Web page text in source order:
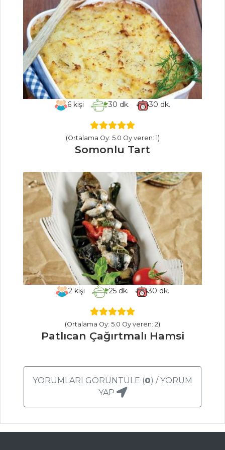
Balık Yemekleri
Tüm Tarifleri
ÇORBALAR
Tam Temkinli
Tavuk Çorbası
Sütlü Barbunya
Kremalı Limon
Çorbalar Tüm
Tarifleri
MEZELER
Peynirli
Sahanaki
Antep Usulü
Yeşil Zeytin Piyazı
Mezeler Tüm
MASTERCHEF
Sütlü Dil Balığı
Meşhur Konya
6 kişi 30 dk. 30 dk.
(Ortalama Oy: 5.0 Oy veren: 1)
Somonlu Tart
2kişi 25 dk. 30 dk.
(Ortalama Oy: 5.0 Oy veren: 2)
Patlıcan Çağırtmalı Hamsi
YORUMLARI GÖRÜNTÜLE (0) / YORUM
YAP